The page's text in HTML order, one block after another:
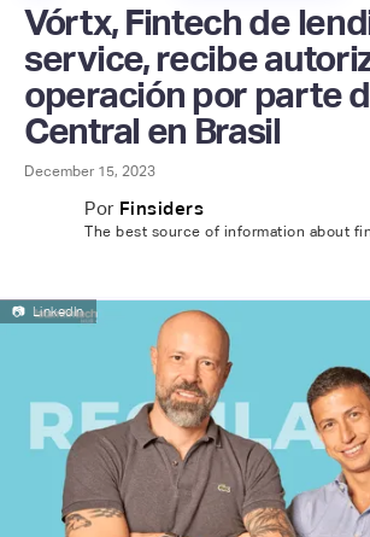
Vórtx, Fintech de
service, recibe
operación por parte
Central en Brasil
December 15, 2023
Por Finsiders
The best source of information about
📷 LinkedIn